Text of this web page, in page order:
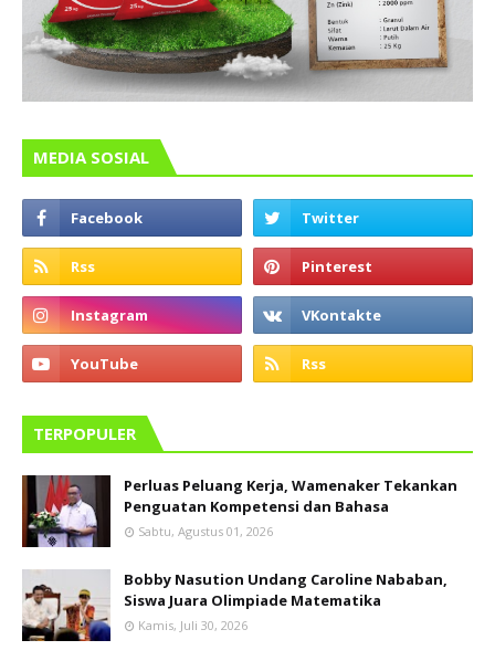
MEDIA SOSIAL
TERPOPULER
Perluas Peluang Kerja, Wamenaker Tekankan
Penguatan Kompetensi dan Bahasa
Sabtu, Agustus 01, 2026
Bobby Nasution Undang Caroline Nababan,
Siswa Juara Olimpiade Matematika
Kamis, Juli 30, 2026